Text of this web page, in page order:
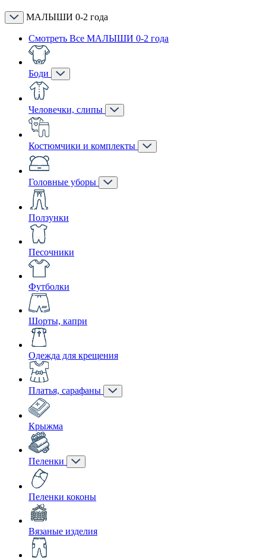
МАЛЫШИ 0-2 года
Смотреть Все МАЛЫШИ 0-2 года
Боди
Человечки, слипы
Костюмчики и комплекты
Головные уборы
Ползунки
Песочники
Футболки
Шорты, капри
Одежда для крещения
Платья, сарафаны
Крыжма
Пеленки
Пеленки коконы
Вязаные изделия